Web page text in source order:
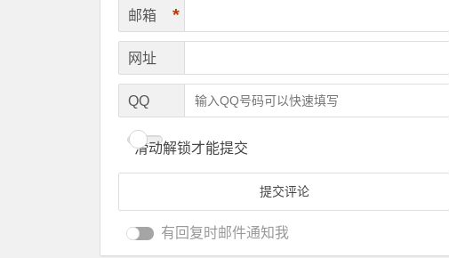
邮箱 *
网址
QQ
滑动解锁才能提交
有回复时邮件通知我